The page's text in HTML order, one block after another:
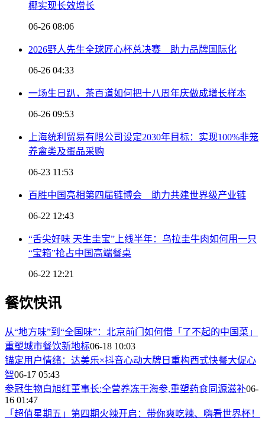
椰实现长效增长
06-26 08:06
2026野人先生全球匠心杯总决赛 助力品牌国际化
06-26 04:33
一场生日趴，茶百道如何把十八周年庆做成增长样本
06-26 09:53
上海统利贸易有限公司设定2030年目标：实现100%非笼
养禽类及蛋品采购
06-23 11:53
百胜中国亮相第四届链博会 助力共建世界级产业链
06-22 12:43
“舌尖好味 天生圭宝”上线半年：乌拉圭牛肉如何用一只
“宝箱”抢占中国高端餐桌
06-22 12:21
餐饮快讯
从“地方味”到“全国味”：北京前门如何借「了不起的中国菜」
重塑城市餐饮新地标06-18 10:03
锚定用户情绪：达美乐×抖音心动大牌日重构西式快餐大促心
智06-17 05:43
参冠生物白旭红董事长:全营养冻干海参,重塑药食同源滋补06-
16 01:47
「超值星期五」第四期火辣开启：带你爽吃辣、嗨看世界杯！